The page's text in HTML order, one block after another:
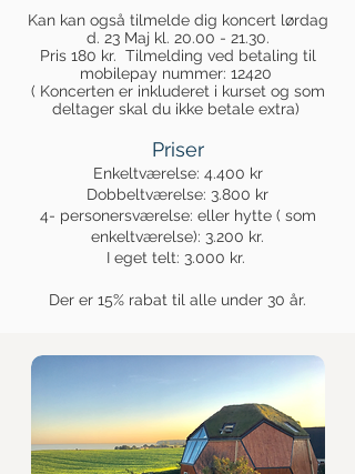
Kan kan også tilmelde dig koncert lørdag
d. 23 Maj kl. 20.00 - 21.30.
Pris 180 kr. Tilmelding ved betaling til
mobilepay nummer: 12420
( Koncerten er inkluderet i kurset og som
deltager skal du ikke betale extra)
Priser
Enkeltværelse: 4.400 kr
Dobbeltværelse: 3.800 kr
4- personersværelse: eller hytte ( som
enkeltværelse): 3.200 kr.
I eget telt: 3.000 kr.
Der er 15% rabat til alle under 30 år.